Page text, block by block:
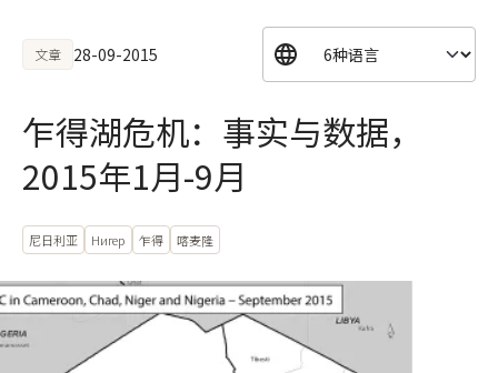
文章 28-09-2015
乍得湖危机：事实与数据，
2015年1月-9月
尼日利亚 Нигер 乍得 喀麦隆